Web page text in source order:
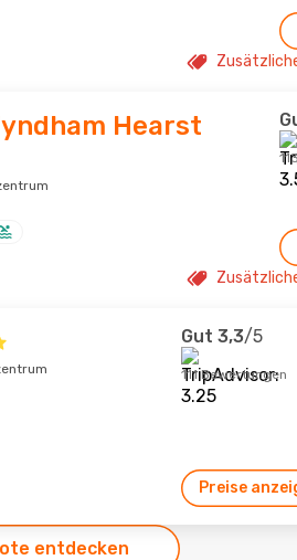
Hearst
Gut 3,3/5
111 Bewertungen
Preise
entdecken